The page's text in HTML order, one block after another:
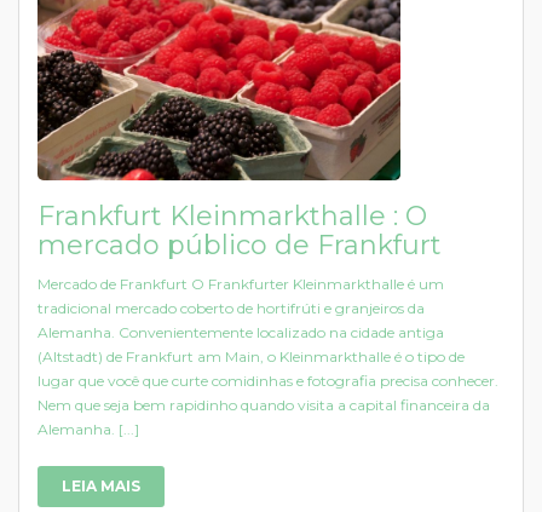
Frankfurt Kleinmarkthalle : O
mercado público de Frankfurt
Mercado de Frankfurt O Frankfurter Kleinmarkthalle é um
tradicional mercado coberto de hortifrúti e granjeiros da
Alemanha. Convenientemente localizado na cidade antiga
(Altstadt) de Frankfurt am Main, o Kleinmarkthalle é o tipo de
lugar que você que curte comidinhas e fotografia precisa conhecer.
Nem que seja bem rapidinho quando visita a capital financeira da
Alemanha. [...]
LEIA MAIS